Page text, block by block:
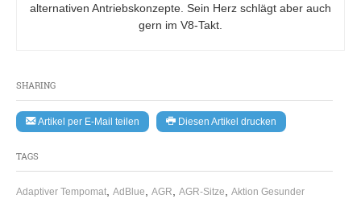
SHARING
Artikel per E-Mail teilen Diesen Artikel drucken
TAGS
Adaptiver Tempomat, AdBlue, AGR, AGR-Sitze, Aktion Gesunder
alternativen Antriebskonzepte. Sein Herz schlägt aber auch
gern im V8-Takt.